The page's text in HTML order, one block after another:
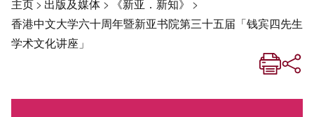
主页> 出版及媒体 > 《新亚．新知》 >
香港中文大学六十周年暨新亚书院第三十五届「钱宾四先生
学术文化讲座」